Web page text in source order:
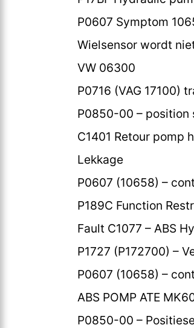
P0607 Symptom
Wielsensor wordt
VW 06300
P0716 (VAG 17100)
P0850-00 –
C1401 Retour pomp
Lekkage
P0607 (10658) –
P189C Function
Fault C1077 – ABS
P1727 (P172700) –
P0607 (10658) –
ABS POMP ATE
P0850-00 –